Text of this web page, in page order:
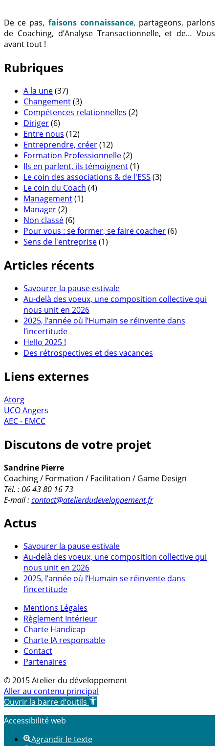
De ce pas, faisons connaissance, partageons, parlons
de Coaching, d’Analyse Transactionnelle, et de… Vous
avant tout !
Rubriques
A la une(37)
Changement(3)
Compétences relationnelles (2)
Diriger(6)
Entre nous (12)
Entreprendre, créer(12)
Formation Professionnelle(2)
Ils en parlent, ils témoignent(1)
Le coin des associations & de l'ESS (3)
Le coin du Coach (4)
Management(1)
Manager(2)
Non classé(6)
Pour vous : se former, se faire coacher(6)
Sens de l'entreprise(1)
Articles récents
Savourer la pause estivale
Au-delà des voeux, une composition collective qui
nous unit en 2026
2025, l’année où l’Humain se réinvente dans
l’incertitude
Hello 2025 !
Des rétrospectives et des vacances
Liens externes
Atorg
UCO Angers
AEC - EMCC
Discutons de votre projet
Sandrine Pierre
Coaching / Formation / Facilitation / Game Design
Tél. : 06 43 80 16 73
E-mail :contact@atelierdudeveloppement.fr
Actus
Savourer la pause estivale
Au-delà des voeux, une composition collective qui
nous unit en 2026
2025, l’année où l’Humain se réinvente dans
l’incertitude
Mentions Légales
Règlement Intérieur
Charte Handicap
Charte IA responsable
Contact
Partenaires
© 2015 Atelier du développement
Aller au contenu principal
Ouvrir la barre d’outils
Accessibilité web
Agrandir le texte